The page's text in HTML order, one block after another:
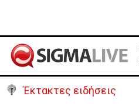
Έκτακτες ειδήσεις